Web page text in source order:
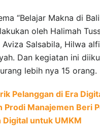
“Belajar Makna di
oleh Halimah
Salsabila, Hilwa
Dan kegiatan ini
lebih nya 15 orang.
Pelanggan di Era
Prodi Manajemen Beri
untuk UMKM